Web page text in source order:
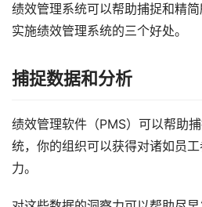
绩效管理系统可以帮助捕捉和精
实施绩效管理系统的三个好处。
捕捉数据和分析
绩效管理软件（PMS）可以帮助
统，你的组织可以获得对诸如员
力。